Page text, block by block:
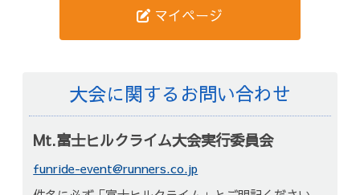
マイページ
大会に関するお問い合わせ
Mt.富士ヒルクライム大会実行委員会
funride-event@runners.co.jp